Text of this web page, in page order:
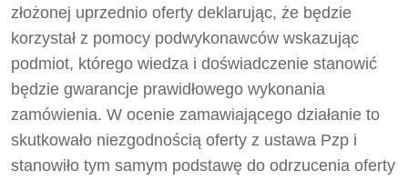
złożonej uprzednio oferty deklarując, że będzie
korzystał z pomocy podwykonawców wskazując
podmiot, którego wiedza i doświadczenie stanowić
będzie gwarancje prawidłowego wykonania
zamówienia. W ocenie zamawiającego działanie to
skutkowało niezgodnością oferty z ustawa Pzp i
stanowiło tym samym podstawę do odrzucenia oferty